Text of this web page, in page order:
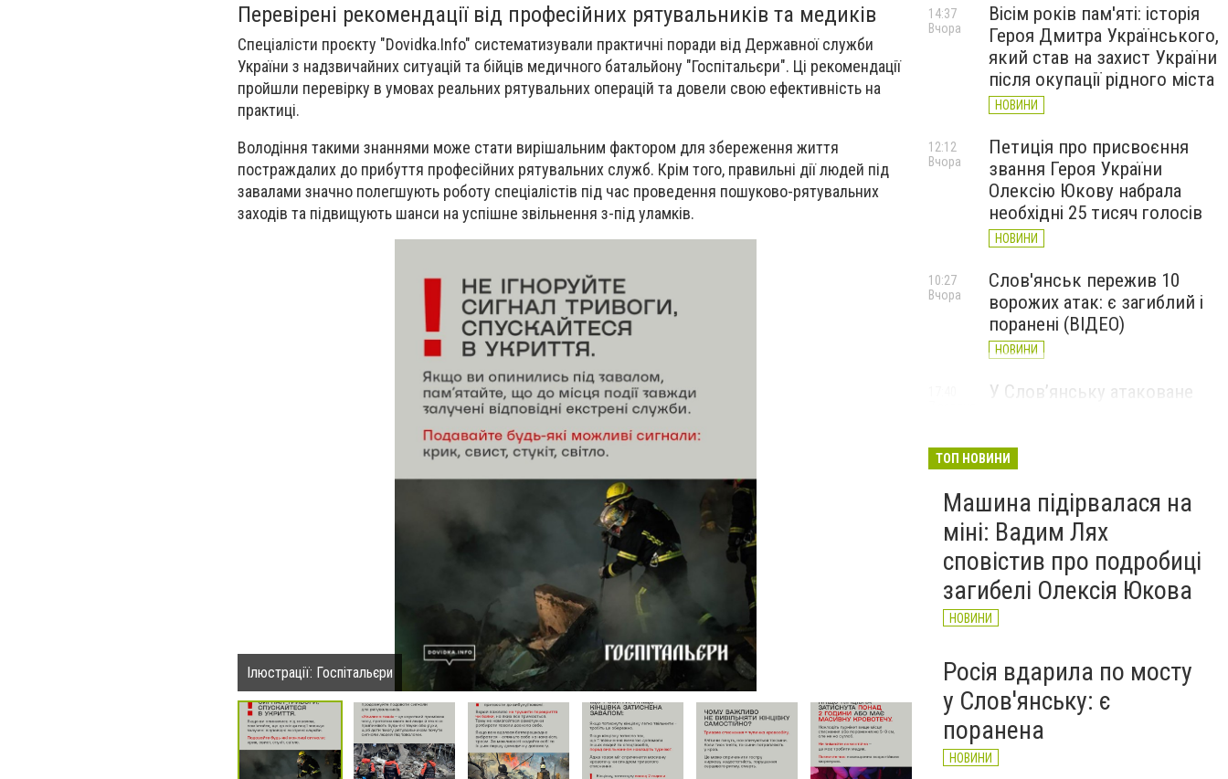
Перевірені рекомендації від професійних рятувальників та медиків
Спеціалісти проєкту "Dovidka.Info" систематизували практичні поради від Державної служби
України з надзвичайних ситуацій та бійців медичного батальйону "Госпітальєри". Ці рекомендації
пройшли перевірку в умовах реальних рятувальних операцій та довели свою ефективність на
практиці.
Володіння такими знаннями може стати вирішальним фактором для збереження життя
постраждалих до прибуття професійних рятувальних служб. Крім того, правильні дії людей під
завалами значно полегшують роботу спеціалістів під час проведення пошуково-рятувальних
заходів та підвищують шанси на успішне звільнення з-під уламків.
Ілюстрації: Госпітальєри Ілюстрації: Госпітальєри
Вісім років пам'яті: історія
Героя Дмитра Українського,
який став на захист України
після окупації рідного міста
НОВИНИ
14:37
Вчора
Петиція про присвоєння
звання Героя України
Олексію Юкову набрала
необхідні 25 тисяч голосів
НОВИНИ
12:12
Вчора
Слов'янськ пережив 10
ворожих атак: є загиблий і
поранені (ВІДЕО)
НОВИНИ
10:27
Вчора
У Слов’янську атаковане
НОВИНИ
ТОП НОВИНИ
Машина підірвалася на
міні: Вадим Лях
сповістив про подробиці
загибелі Олексія Юкова
НОВИНИ
Росія вдарила по мосту
у Слов'янську: є
поранена
НОВИНИ